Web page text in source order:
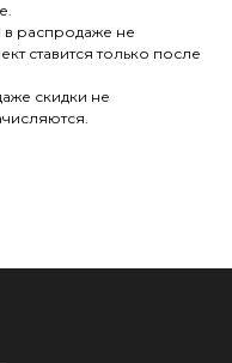
в распродаже не
ставится только после
скидки не